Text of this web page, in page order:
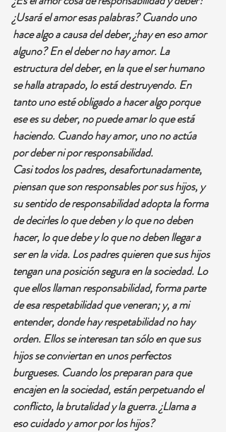
¿Usará el amor esas palabras? Cuando uno
hace algo a causa del deber, ¿hay en eso amor
alguno? En el deber no hay amor. La
estructura del deber, en la que el ser humano
se halla atrapado, lo está destruyendo. En
tanto uno esté obligado a hacer algo porque
ese es su deber, no puede amar lo que está
haciendo. Cuando hay amor, uno no actúa
por deber ni por responsabilidad.
Casi todos los padres, desafortunadamente,
piensan que son responsables por sus hijos, y
su sentido de responsabilidad adopta la forma
de decirles lo que deben y lo que no deben
hacer, lo que debe y lo que no deben llegar a
ser en la vida. Los padres quieren que sus hijos
tengan una posición segura en la sociedad. Lo
que ellos llaman responsabilidad, forma parte
de esa respetabilidad que veneran; y, a mi
entender, donde hay respetabilidad no hay
orden. Ellos se interesan tan sólo en que sus
hijos se conviertan en unos perfectos
burgueses. Cuando los preparan para que
encajen en la sociedad, están perpetuando el
conflicto, la brutalidad y la guerra. ¿Llama a
eso cuidado y amor por los hijos?